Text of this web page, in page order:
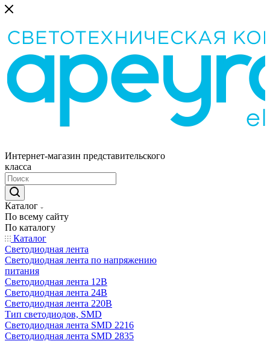
Интернет-магазин представительского
класса
Каталог
По всему сайту
По каталогу
Каталог
Светодиодная лента
Светодиодная лента по напряжению
питания
Светодиодная лента 12В
Светодиодная лента 24В
Светодиодная лента 220В
Тип светодиодов, SMD
Cветодиодная лента SMD 2216
Светодиодная лента SMD 2835